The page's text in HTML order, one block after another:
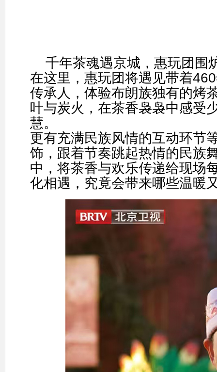
千年茶魂遇京城，惠玩团围
在这里，惠玩团将遇见带着460
传承人，体验布朗族独有的烤
叶与炭火，在茶香袅袅中感受
慧。
更有充满民族风情的互动环节
饰，跟着节奏跳起热情的民族
中，将茶香与欢乐传递给现场
化相遇，究竟会带来哪些温暖